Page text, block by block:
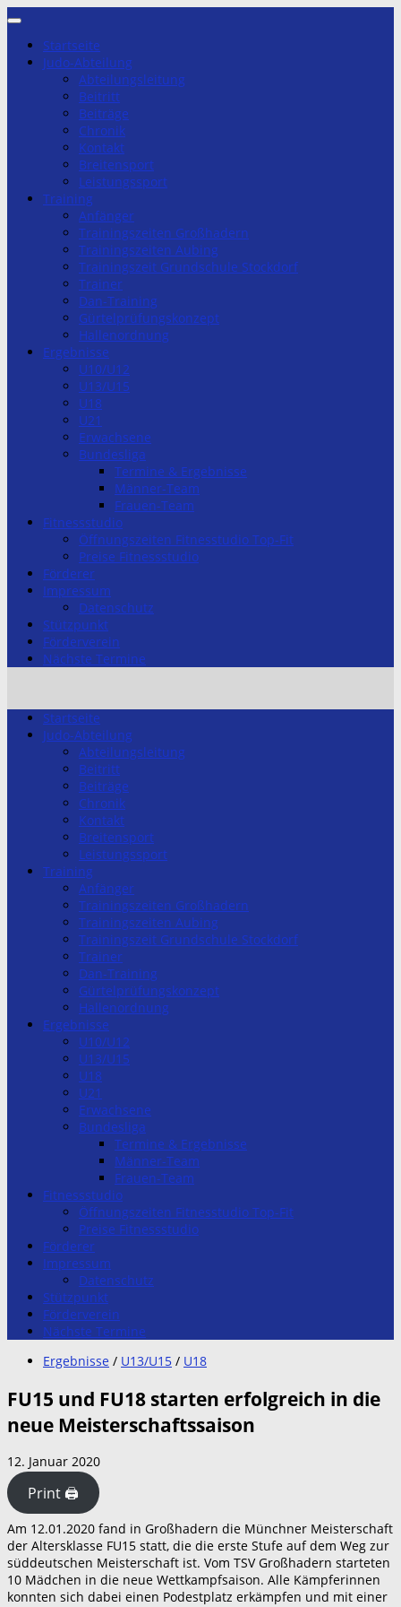
Zum
springenStartseite
Judo-Abteilung
Abteilungsleitung
Beitritt
Beiträge
Chronik
Kontakt
Breitensport
Leistungssport
Training
Anfänger
Trainingszeiten Großhadern
Trainingszeiten Aubing
Trainingszeit Grundschule Stockdorf
Trainer
Dan-Training
Gürtelprüfungskonzept
Hallenordnung
Ergebnisse
U10/U12
U13/U15
U18
U21
Erwachsene
Bundesliga
Termine & Ergebnisse
Männer-Team
Frauen-Team
Fitnessstudio
Öffnungszeiten Fitnesstudio Top-Fit
Preise Fitnessstudio
Förderer
Impressum
Datenschutz
Stützpunkt
Förderverein
Nächste Termine
Startseite
Judo-Abteilung
Abteilungsleitung
Beitritt
Beiträge
Chronik
Kontakt
Breitensport
Leistungssport
Training
Anfänger
Trainingszeiten Großhadern
Trainingszeiten Aubing
Trainingszeit Grundschule Stockdorf
Trainer
Dan-Training
Gürtelprüfungskonzept
Hallenordnung
Ergebnisse
U10/U12
U13/U15
U18
U21
Erwachsene
Bundesliga
Termine & Ergebnisse
Männer-Team
Frauen-Team
Fitnessstudio
Öffnungszeiten Fitnesstudio Top-Fit
Preise Fitnessstudio
Förderer
Impressum
Datenschutz
Stützpunkt
Förderverein
Nächste Termine
Ergebnisse / U13/U15 / U18
FU15 und FU18 starten erfolgreich in die
neue Meisterschaftssaison
12. Januar 2020
Print 🖨
Am 12.01.2020 fand in Großhadern die Münchner Meisterschaft
der Altersklasse FU15 statt, die die erste Stufe auf dem Weg zur
süddeutschen Meisterschaft ist. Vom TSV Großhadern starteten
10 Mädchen in die neue Wettkampfsaison. Alle Kämpferinnen
konnten sich dabei einen Podestplatz erkämpfen und mit einer